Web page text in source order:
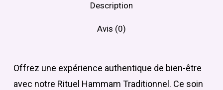
Description
Avis (0)
Offrez une expérience authentique de bien-être
avec notre Rituel Hammam Traditionnel. Ce soin